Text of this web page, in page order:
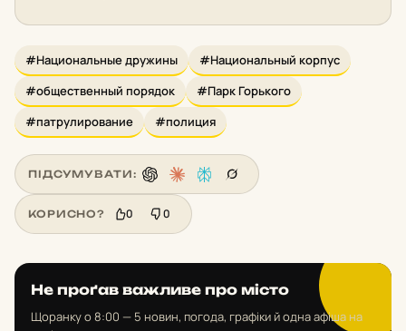
#Национальные дружины
#Национальный корпус
#общественный порядок
#Парк Горького
#патрулирование
#полиция
ПІДСУМУВАТИ:
КОРИСНО? 0 0
Не проґав важливе про місто
Щоранку о 8:00 — 5 новин, погода, графіки й одна афіша на